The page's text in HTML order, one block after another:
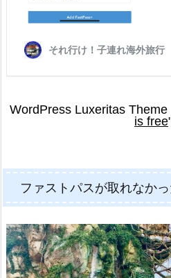
ファストパスが取れなか